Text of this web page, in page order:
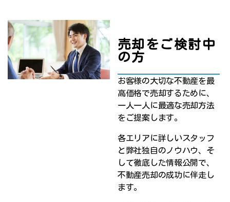
売却をご検討中
の方
お客様の大切な不動産を最
高価格で売却するために、
一人一人に最適な売却方法
をご提案します。
各エリアに詳しいスタッフ
と弊社独自のノウハウ、そ
して徹底した情報公開で、
不動産売却の成功に伴走し
ます。